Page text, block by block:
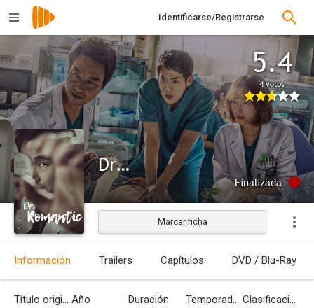
Identificarse/Registrarse
5.4
4 votos
Dr. Romantic
Finalizada
Marcar ficha
Información Trailers Capítulos DVD / Blu-Ray
Título original Año Duración Temporadas Clasificación por edades